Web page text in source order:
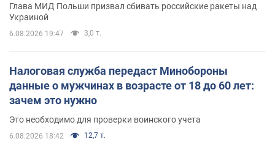
Глава МИД Польши призвал сбивать российские ракеты над
Украиной
6.08.2026 19:47 3,0 т.
Налоговая служба передаст Минобороны
данные о мужчинах в возрасте от 18 до 60 лет:
зачем это нужно
Это необходимо для проверки воинского учета
6.08.2026 18:42 12,7 т.